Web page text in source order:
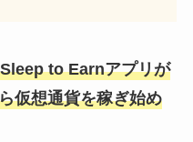
to Earnアプリが
仮想通貨を稼ぎ始め